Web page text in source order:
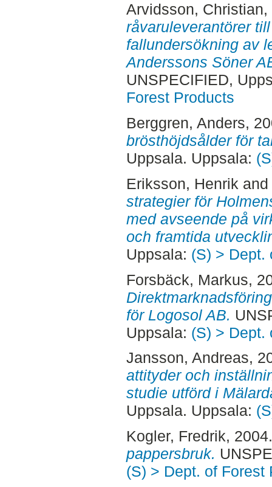
Arvidsson, Christian
råvaruleverantörer
fallundersökning av
Anderssons Söner
UNSPECIFIED,
Forest Products
Berggren, Anders,
brösthöjdsålder för
Uppsala. Uppsala:
Eriksson, Henrik and
strategier för
med avseende på
och framtida
Uppsala: (S) > Dept.
Forsbäck, Markus,
för Logosol AB.
Uppsala: (S) > Dept.
Jansson, Andreas,
attityder och
studie utförd i
Uppsala. Uppsala:
Kogler, Fredrik,
pappersbruk.
(S) > Dept. of Forest